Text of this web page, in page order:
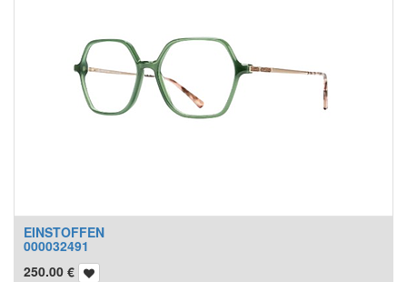
EINSTOFFEN
000032491
250.00 €